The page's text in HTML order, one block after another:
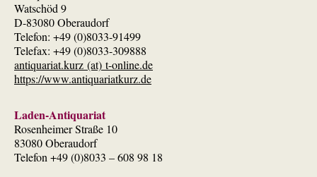
Watschöd 9
D-83080 Oberaudorf
Telefon: +49 (0)8033-91499
Telefax: +49 (0)8033-309888
antiquariat.kurz (at) t-online.de
https://www.antiquariatkurz.de
Laden-Antiquariat
Rosenheimer Straße 10
83080 Oberaudorf
Telefon +49 (0)8033 – 608 98 18